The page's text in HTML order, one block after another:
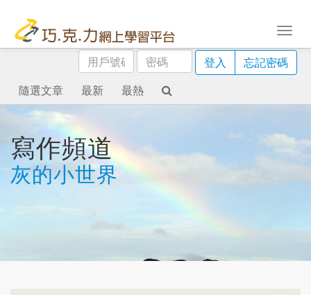
用
戶
號
碼
密
碼
登入
忘記密碼
隨選文章
最新 最熱
寫作頻道
灰的小世界